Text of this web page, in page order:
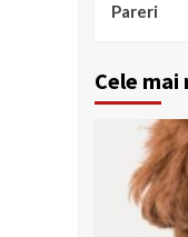
Pareri
Cele